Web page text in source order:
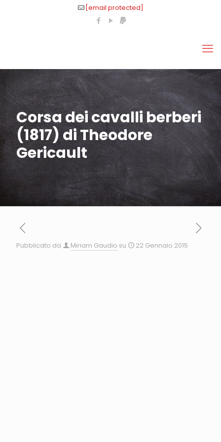
[email protected]
Corsa dei cavalli berberi
(1817) di Theodore
Gericault
Pubblicato da Miriam Gaudio su 22 Gennaio 2015